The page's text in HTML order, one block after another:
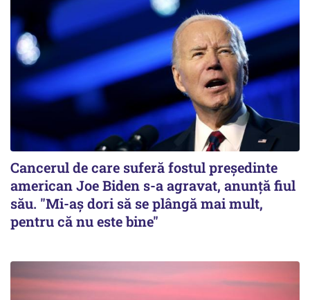
Cancerul de care suferă fostul preşedinte
american Joe Biden s-a agravat, anunță fiul
său. "Mi-aș dori să se plângă mai mult,
pentru că nu este bine"